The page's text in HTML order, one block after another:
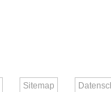
Sitemap